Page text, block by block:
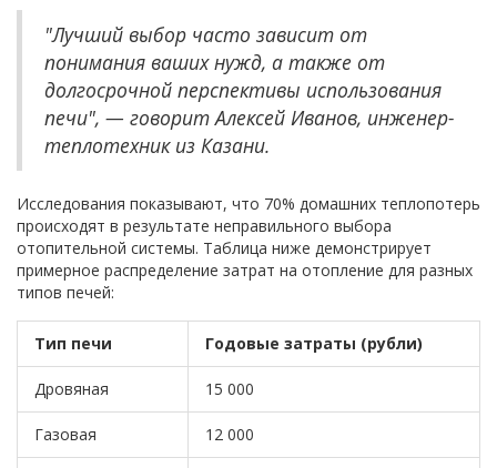
"Лучший выбор часто зависит от
понимания ваших нужд, а также от
долгосрочной перспективы использования
печи", — говорит Алексей Иванов, инженер-
теплотехник из Казани.
Исследования показывают, что 70% домашних теплопотерь
происходят в результате неправильного выбора
отопительной системы. Таблица ниже демонстрирует
примерное распределение затрат на отопление для разных
типов печей:
Тип печи Годовые затраты (рубли)
Дровяная 15 000
Газовая 12 000